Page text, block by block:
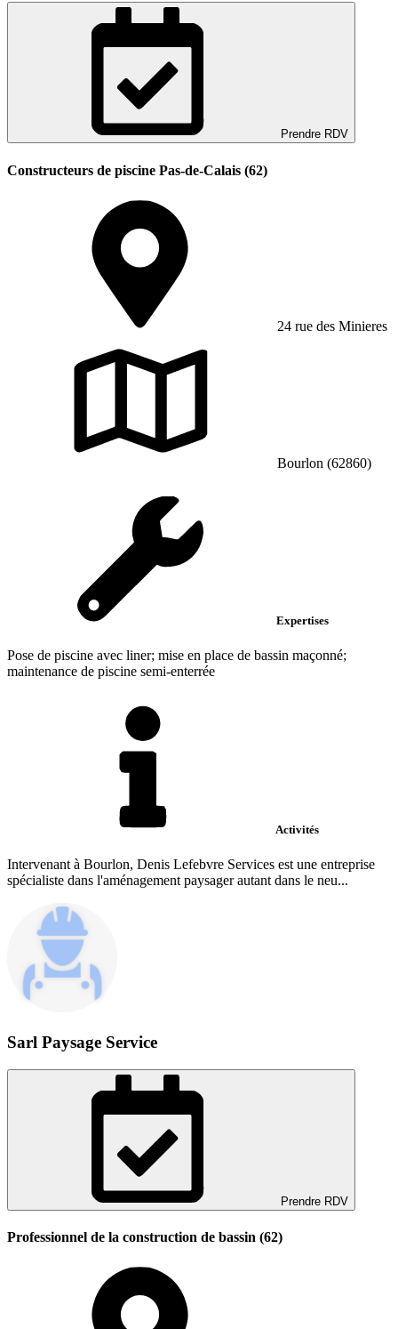
Prendre RDV
Constructeurs de piscine Pas-de-Calais (62)
24 rue des Minieres
Bourlon (62860)
Expertises
Pose de piscine avec liner; mise en place de bassin maçonné;
maintenance de piscine semi-enterrée
Activités
Intervenant à Bourlon, Denis Lefebvre Services est une entreprise
spécialiste dans l'aménagement paysager autant dans le neu...
Sarl Paysage Service
Prendre RDV
Professionnel de la construction de bassin (62)